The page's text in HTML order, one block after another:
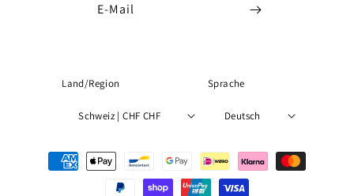
E-Mail
Land/Region
Schweiz | CHF CHF
Sprache
Deutsch
Zahlungsmethoden